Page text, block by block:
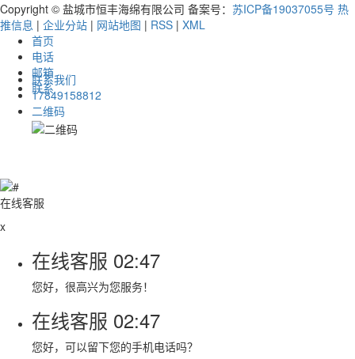
Copyright © 盐城市恒丰海绵有限公司 备案号： 苏ICP备19037055号 热
推信息 | 企业分站 | 网站地图 | RSS | XML
首页
电话
邮箱
联系
联系我们
17849158812
二维码
在线客服
x
在线客服 02:47
您好，很高兴为您服务！
在线客服 02:47
您好，可以留下您的手机电话吗？